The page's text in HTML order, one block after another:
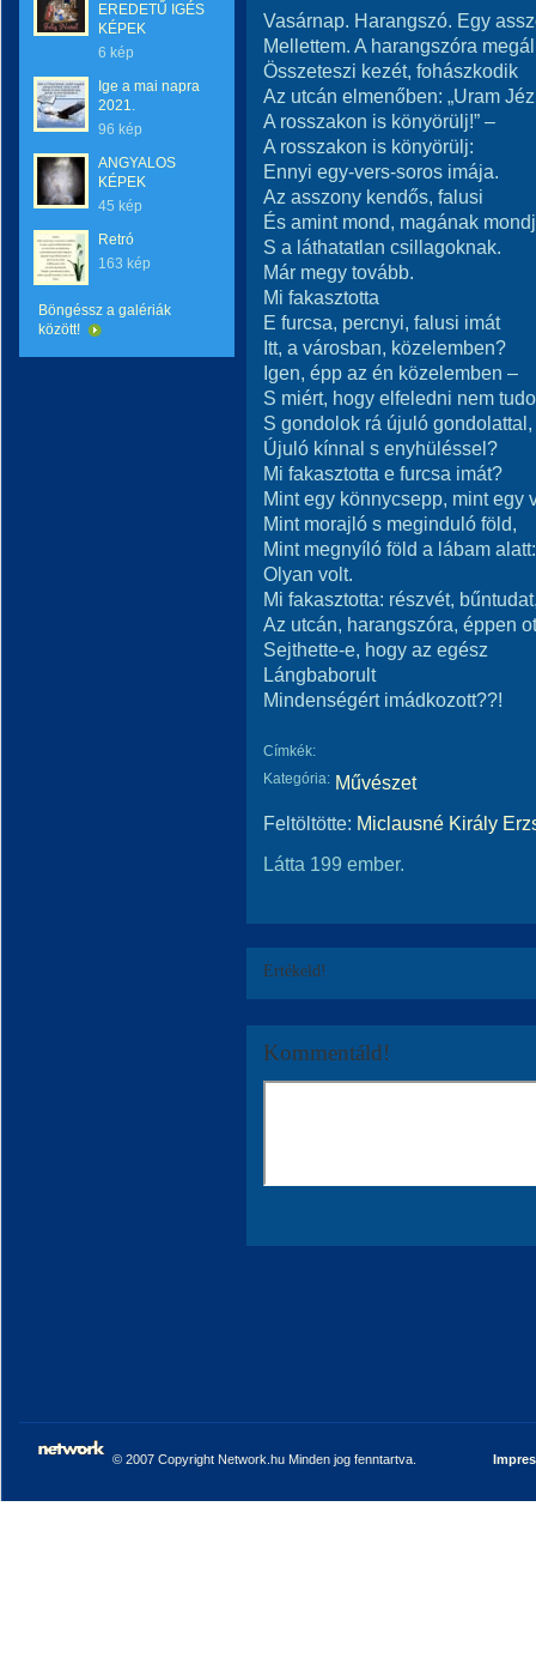
EREDETŰ IGÉS
KÉPEK
6 kép
Ige a mai napra
2021.
96 kép
ANGYALOS
KÉPEK
45 kép
Retró
163 kép
Böngéssz a galériák
között!
Vasárnap. Harangszó. Egy
Mellettem. A harangszóra
Összeteszi kezét, fohászkodik
Az utcán elmenőben: „Uram
A rosszakon is könyörülj!” –
A rosszakon is könyörülj:
Ennyi egy-vers-soros imája.
Az asszony kendős, falusi
És amint mond, magának
S a láthatatlan csillagoknak.
Már megy tovább.
Mi fakasztotta
E furcsa, percnyi, falusi imát
Itt, a városban, közelemben?
Igen, épp az én közelemben –
S miért, hogy elfeledni nem
S gondolok rá újuló gondolattal,
Újuló kínnal s enyhüléssel?
Mi fakasztotta e furcsa imát?
Mint egy könnycsepp, mint egy
Mint morajló s meginduló föld,
Mint megnyíló föld a lábam alatt:
Olyan volt.
Mi fakasztotta: részvét,
Az utcán, harangszóra, éppen
Sejthette-e, hogy az egész
Lángbaborult
Mindenségért imádkozott??!
Címkék:
Kategória: Művészet
Feltöltötte: Miclausné Király
Látta 199 ember.
Értékeld!
Kommentáld!
© 2007 Copyright Network.hu Minden jog fenntartva.